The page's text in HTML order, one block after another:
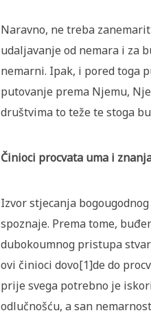
Naravno, ne treba
udaljavanje od nemara i za
nemarni. Ipak, i pored toga
putovanje prema Njemu,
društvima to teže te stoga
Činioci procvata uma i
Izvor stjecanja
spoznaje. Prema tome,
dubokoumnog pristupa
ovi činioci dovo[1]de do
prije svega potrebno je
odlučnošću, a san